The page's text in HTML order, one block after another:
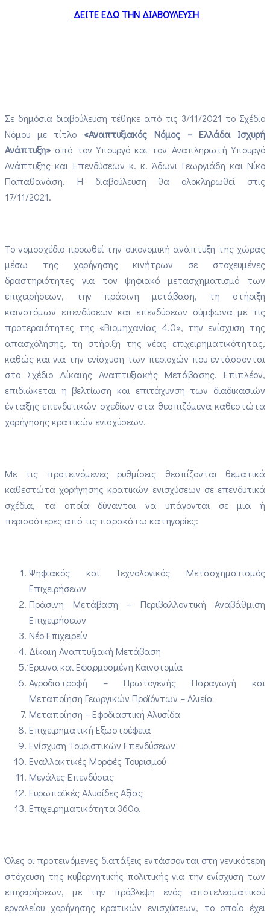
ΔΕΙΤΕ ΕΔΩ ΤΗΝ ΔΙΑΒΟΥΛΕΥΣΗ
Σε δημόσια διαβούλευση τέθηκε από τις 3/11/2021 το Σχέδιο
Νόμου με τίτλο«Αναπτυξιακός Νόμος – Ελλάδα Ισχυρή
Ανάπτυξη» από τον Υπουργό και τον Αναπληρωτή Υπουργό
Ανάπτυξης και Επενδύσεων κ. κ. Άδωνι Γεωργιάδη και Νίκο
Παπαθανάση. Η διαβούλευση θα ολοκληρωθεί στις
17/11/2021.
Το νομοσχέδιο προωθεί την οικονομική ανάπτυξη της χώρας
μέσω της χορήγησης κινήτρων σε στοχευμένες
δραστηριότητες για τον ψηφιακό μετασχηματισμό των
επιχειρήσεων, την πράσινη μετάβαση, τη στήριξη
καινοτόμων επενδύσεων και επενδύσεων σύμφωνα με τις
προτεραιότητες της «Βιομηχανίας 4.0», την ενίσχυση της
απασχόλησης, τη στήριξη της νέας επιχειρηματικότητας,
καθώς και για την ενίσχυση των περιοχών που εντάσσονται
στο Σχέδιο Δίκαιης Αναπτυξιακής Μετάβασης. Επιπλέον,
επιδιώκεται η βελτίωση και επιτάχυνση των διαδικασιών
ένταξης επενδυτικών σχεδίων στα θεσπιζόμενα καθεστώτα
χορήγησης κρατικών ενισχύσεων.
Με τις προτεινόμενες ρυθμίσεις θεσπίζονται θεματικά
καθεστώτα χορήγησης κρατικών ενισχύσεων σε επενδυτικά
σχέδια, τα οποία δύνανται να υπάγονται σε μια ή
περισσότερες από τις παρακάτω κατηγορίες:
Ψηφιακός και Τεχνολογικός Μετασχηματισμός
Επιχειρήσεων
Πράσινη Μετάβαση – Περιβαλλοντική Αναβάθμιση
Επιχειρήσεων
Νέο Επιχειρείν
Δίκαιη Αναπτυξιακή Μετάβαση
Έρευνα και Εφαρμοσμένη Καινοτομία
Αγροδιατροφή – Πρωτογενής Παραγωγή και
Μεταποίηση Γεωργικών Προϊόντων – Αλιεία
Μεταποίηση – Εφοδιαστική Αλυσίδα
Επιχειρηματική Εξωστρέφεια
Ενίσχυση Τουριστικών Επενδύσεων
Εναλλακτικές Μορφές Τουρισμού
Μεγάλες Επενδύσεις
Ευρωπαϊκές Αλυσίδες Αξίας
Επιχειρηματικότητα 360ο.
Όλες οι προτεινόμενες διατάξεις εντάσσονται στη γενικότερη
στόχευση της κυβερνητικής πολιτικής για την ενίσχυση των
επιχειρήσεων, με την πρόβλεψη ενός αποτελεσματικού
εργαλείου χορήγησης κρατικών ενισχύσεων, το οποίο έχει